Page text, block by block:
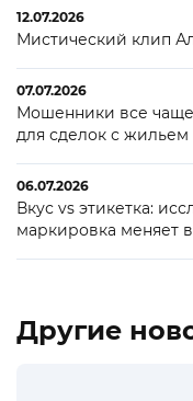
12.07.2026
Мистический клип
07.07.2026
Мошенники все
для сделок с жильем
06.07.2026
Вкус vs этикетка:
маркировка меняет
Другие